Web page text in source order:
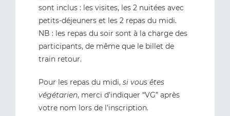
sont inclus : les visites, les 2 nuitées avec
petits-déjeuners et les 2 repas du midi.
NB : les repas du soir sont à la charge des
participants, de même que le billet de
train retour.
Pour les repas du midi, si vous êtes
végétarien, merci d’indiquer “VG” après
votre nom lors de l’inscription.